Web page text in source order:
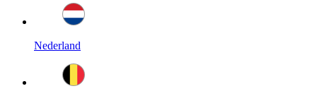
Nederland